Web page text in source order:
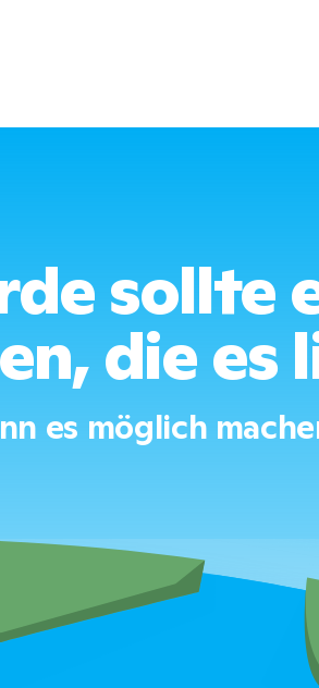
sollte
die es
es möglich